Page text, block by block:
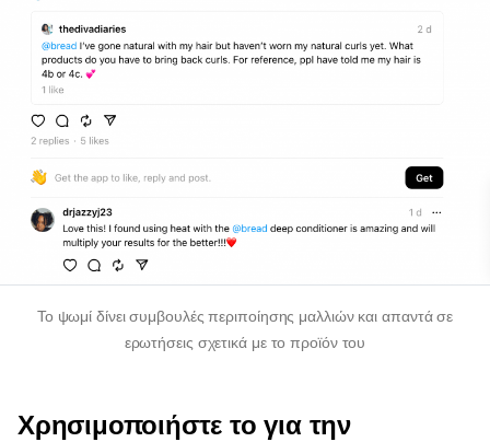
Το ψωμί δίνει συμβουλές περιποίησης μαλλιών και απαντά σε
ερωτήσεις σχετικά με το προϊόν του
Χρησιμοποιήστε το για την